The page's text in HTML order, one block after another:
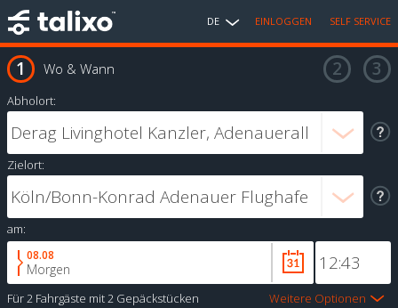
DE EINLOGGEN SELF SERVICE
Wo & Wann
Abholort:
Zielort:
am:
08.08
Morgen
Für2 Fahrgäste mit2 Gepäckstücken Weitere Optionen